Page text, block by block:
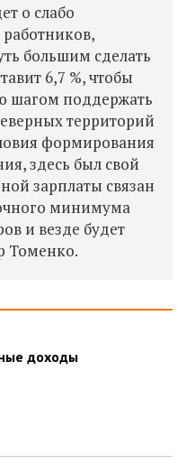
о слабо
большим сделать
6,7 %, чтобы
поддержать
территорий
формирования
здесь был свой
зарплаты связан
минимума
и везде будет
Томенко.
доходы